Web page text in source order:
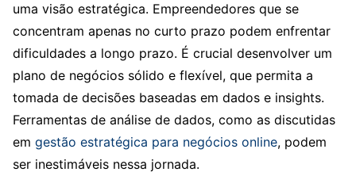
uma visão estratégica. Empreendedores que se
concentram apenas no curto prazo podem enfrentar
dificuldades a longo prazo. É crucial desenvolver um
plano de negócios sólido e flexível, que permita a
tomada de decisões baseadas em dados e insights.
Ferramentas de análise de dados, como as discutidas
em gestão estratégica para negócios online, podem
ser inestimáveis nessa jornada.